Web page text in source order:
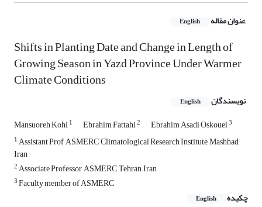
عنوان مقاله English
Shifts in Planting Date and Change in Length of
Growing Season in Yazd Province Under Warmer
Climate Conditions
نویسندگان English
Mansuoreh Kohi1 Ebrahim Fattahi2 Ebrahim Asadi Oskouei3
1Assistant Prof, ASMERC, Climatological Research Institute, Mashhad,
Iran
2Associate Professor, ASMERC, Tehran, Iran
3Faculty member of ASMERC
چکیده
English